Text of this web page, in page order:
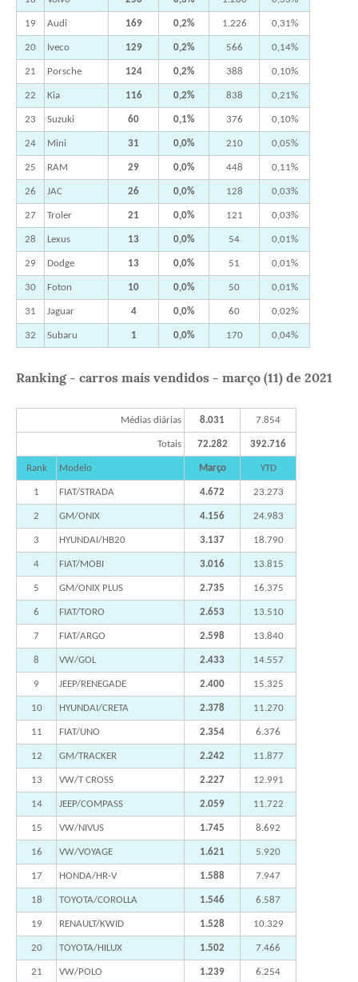
19 Audi 169 0,2% 1.226 0,31%
20 Iveco 129 0,2% 566 0,14%
21 Porsche 124 0,2% 388 0,10%
22 Kia 116 0,2% 838 0,21%
23 Suzuki 60 0,1% 376 0,10%
24 Mini 31 0,0% 210 0,05%
25 RAM 29 0,0% 448 0,11%
26 JAC 26 0,0% 128 0,03%
27 Troler 21 0,0% 121 0,03%
28 Lexus 13 0,0% 54 0,01%
29 Dodge 13 0,0% 51 0,01%
30 Foton 10 0,0% 50 0,01%
31 Jaguar 4 0,0% 60 0,02%
32 Subaru 1 0,0% 170 0,04%
Ranking - carros mais vendidos - março (11) de 2021
Médias diárias 8.031 7.854
Totais 72.282 392.716
Rank Modelo Março YTD
1 FIAT/STRADA 4.672 23.273
2 GM/ONIX 4.156 24.983
3 HYUNDAI/HB20 3.137 18.790
4 FIAT/MOBI 3.016 13.815
5 GM/ONIX PLUS 2.735 16.375
6 FIAT/TORO 2.653 13.510
7 FIAT/ARGO 2.598 13.840
8 VW/GOL 2.433 14.557
9 JEEP/RENEGADE 2.400 15.325
10 HYUNDAI/CRETA 2.378 11.270
11 FIAT/UNO 2.354 6.376
12 GM/TRACKER 2.242 11.877
13 VW/T CROSS 2.227 12.991
14 JEEP/COMPASS 2.059 11.722
15 VW/NIVUS 1.745 8.692
16 VW/VOYAGE 1.621 5.920
17 HONDA/HR-V 1.588 7.947
18 TOYOTA/COROLLA 1.546 6.587
19 RENAULT/KWID 1.528 10.329
20 TOYOTA/HILUX 1.502 7.466
21 VW/POLO 1.239 6.254